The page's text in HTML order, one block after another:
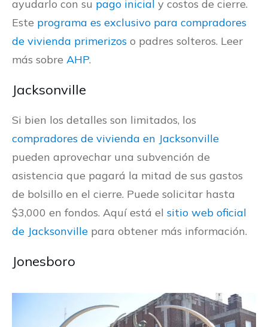
ayudarlo con su pago inicial y costos de cierre.
Este programa es exclusivo para compradores
de vivienda primerizos o padres solteros. Leer
más sobre AHP.
Jacksonville
Si bien los detalles son limitados, los
compradores de vivienda en Jacksonville
pueden aprovechar una subvención de
asistencia que pagará la mitad de sus gastos
de bolsillo en el cierre. Puede solicitar hasta
$3,000 en fondos. Aquí está el sitio web oficial
de Jacksonville para obtener más información.
Jonesboro